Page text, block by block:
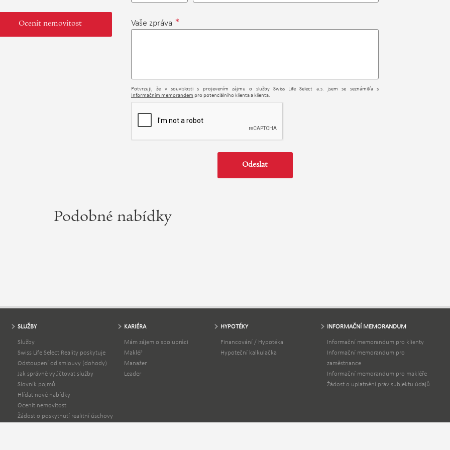
Ocenit nemovitost Vaše zpráva *
Potvrzuji, že v souvislosti s projevením zájmu o služby Swiss Life Select a.s. jsem se seznámil/a s
Informačním memorandem pro potenciálního klienta a klienta.
Podobné nabídky
SLUŽBY
Služby
Swiss Life Select Reality poskytuje
Odstoupení od smlouvy (dohody)
Jak správně vyúčtovat služby
Slovník pojmů
Hlídat nové nabídky
Ocenit nemovitost
Žádost o poskytnutí realitní úschovy
KARIÉRA
Mám zájem o spolupráci
Makléř
Manažer
Leader
HYPOTÉKY
Financování / Hypotéka
Hypoteční kalkulačka
INFORMAČNÍ MEMORANDUM
Informační memorandum pro klienty
Informační memorandum pro
zaměstnance
Informační memorandum pro makléře
Žádost o uplatnění práv subjektu údajů